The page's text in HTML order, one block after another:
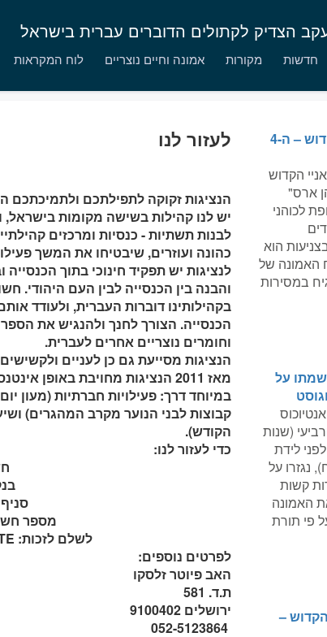
הצדיק לקתולים הדוברים עברית בישראל
חדשות מקורות אמונה וחיים נוצריים לוח המקראות
חג ז'אן-מרי וויאניי הקדוש – ה-4
הקדוש
ארס"
לכוהני
הוא
האמונה של
במסירות
על
(שנות
175 – 163 לפני לידת
נגזרו על
קשות
האמונה
פי תורת
–
לעזור לנו
הנציגות זקוקה לתפילתכם ולתמיכתכם
יש לנו קהילות בשישה מקומות בישראל,
לבנות תשתיות - כנסיות ומרכזים
כהונה ועוזרים, שיבטיחו את המשך
לנציגות יש תפקיד חינוכי בתוך
והבנה בין הכנסייה לבין העם היהודי.
בקהילותינו דוברות העברית, ולעודד
הכנסייה. הצורך לחנך ולהנגיש את
וחומרים נוצריים אחרים לעברית.
הנציגות מסייעת גם כן לעניים ולקשישים
מאז 2011 הנציגות מחויבת
קבוצות לבני הנוער מקרב המהגרים)
הקודש).
כדי לעזור לנו:
סניף
מספר
לשלם לזכות: SAINT JAMES VICARIATE
לפרטים נוספים:
האב פיוטר זלסקו
ת.ד. 581
ירושלים 9100402
052-5123864